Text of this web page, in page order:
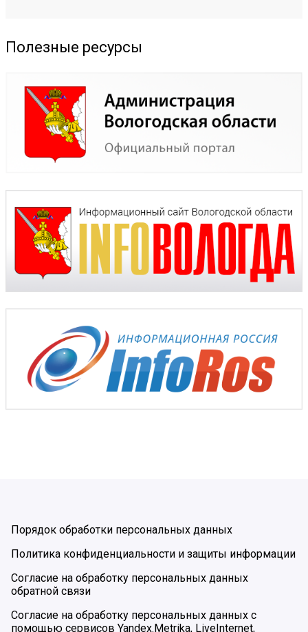
Полезные ресурсы
Порядок обработки персональных данных
Политика конфиденциальности и защиты информации
Согласие на обработку персональных данных
обратной связи
Согласие на обработку персональных данных с
помощью сервисов Yandex.Metrika, LiveInternet,